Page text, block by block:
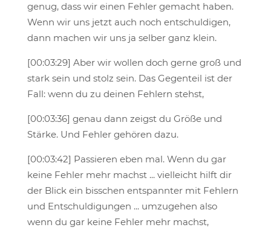
genug, dass wir einen Fehler gemacht haben.
Wenn wir uns jetzt auch noch entschuldigen,
dann machen wir uns ja selber ganz klein.
[00:03:29] Aber wir wollen doch gerne groß und
stark sein und stolz sein. Das Gegenteil ist der
Fall: wenn du zu deinen Fehlern stehst,
[00:03:36] genau dann zeigst du Größe und
Stärke. Und Fehler gehören dazu.
[00:03:42] Passieren eben mal. Wenn du gar
keine Fehler mehr machst ... vielleicht hilft dir
der Blick ein bisschen entspannter mit Fehlern
und Entschuldigungen ... umzugehen also
wenn du gar keine Fehler mehr machst,